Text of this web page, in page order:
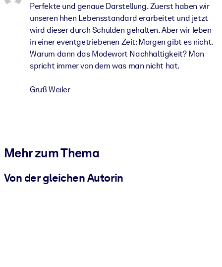
Perfekte und genaue Darstellung. Zuerst haben wir
unseren hhen Lebensstandard erarbeitet und jetzt
wird dieser durch Schulden gehalten. Aber wir leben
in einer eventgetriebenen Zeit: Morgen gibt es nicht.
Warum dann das Modewort Nachhaltigkeit? Man
spricht immer von dem was man nicht hat.
Gruß Weiler
Mehr zum Thema
Von der gleichen Autorin